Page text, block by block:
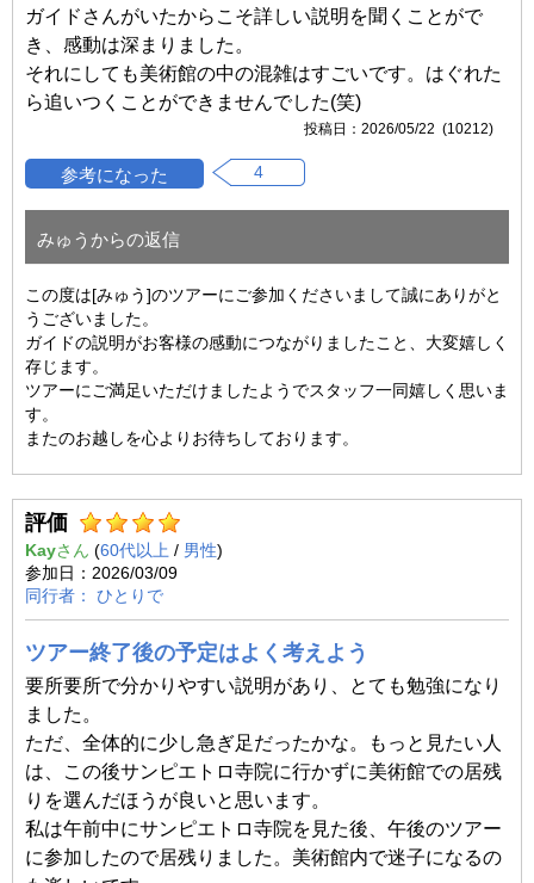
ガイドさんがいたからこそ詳しい説明を聞くことがで
き、感動は深まりました。
それにしても美術館の中の混雑はすごいです。はぐれた
ら追いつくことができませんでした(笑)
2026/05/22 (10212)
4
みゅうからの返信
この度は[みゅう]のツアーにご参加くださいまして誠にありがと
うございました。
ガイドの説明がお客様の感動につながりましたこと、大変嬉しく
存じます。
ツアーにご満足いただけましたようでスタッフ一同嬉しく思いま
す。
またのお越しを心よりお待ちしております。
評価
Kay (60代以上 / 男性)
2026/03/09
ひとりで
ツアー終了後の予定はよく考えよう
要所要所で分かりやすい説明があり、とても勉強になり
ました。
ただ、全体的に少し急ぎ足だったかな。もっと見たい人
は、この後サンピエトロ寺院に行かずに美術館での居残
りを選んだほうが良いと思います。
私は午前中にサンピエトロ寺院を見た後、午後のツアー
に参加したので居残りました。美術館内で迷子になるの